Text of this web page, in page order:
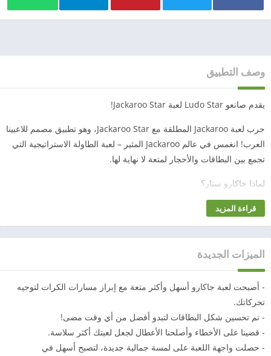
وصف التطبيق
يقدم صانعو Ludo Star لعبة Jackaroo Star!
جرب لعبة Jackaroo المطلقة مع Jackaroo Star، وهو تطبيق مصمم للاعبينا
العرب! انغمس في عالم Jackaroo المثير – لعبة الطاولة الاستراتيجية التي
تجمع بين البطاقات والأحجار لمتعة لا نهاية لها.
لماذا جاكارو ستار؟
عبر الإنترنت في غرف خاصة
دردش والعب مع العرب من منطقة الخليج في هذه اللعبة على الإنترنت
الإنترنت للمتعة دون انقطاع.
صنع للعرب
استمتع بلعبة Jackaroo (جاكارو) الأصلية مع تجربة اللوح، باتباع القواعد
التقليدية مباشرة من اللوحات الحقيقية إلى هاتفك المحمول.
سواء كنت لاعبًا متمرسًا أو جديدًا في اللعبة، فهذه ألعاب ذكاء للبالغين الذين
قراءة المزيد
الميزات الجديدة
- أصبحت لعبة جاكارو أسهل وأكثر متعة مع إبراز مسارات الكرات لتوجيه
تحركاتك.
- تم تحسين شكل البطاقات لتبدو أفضل من أي وقت مضى!
- قضينا على الأخطاء وأصلحنا الأعطال لجعل لعبتك أكثر سلاسة.
- حصلت واجهة اللعبة على لمسة جمالية جديدة، لتصبح أسهل في